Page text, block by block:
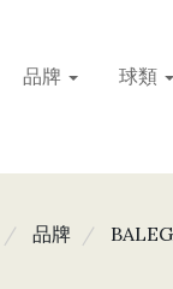
品牌 球類
品牌